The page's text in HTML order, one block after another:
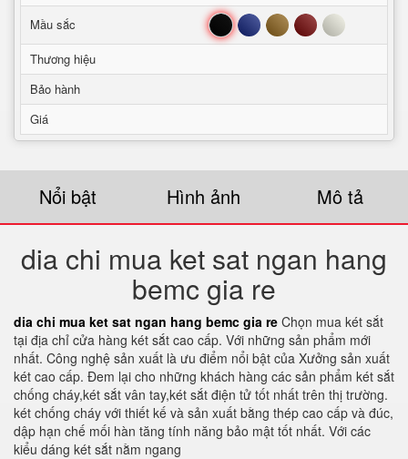
Mầu sắc
Đen Xanh Nâu Đỏ Trắng
Thương hiệu
Bảo hành
Giá
Nổi bật Hình ảnh Mô tả
dia chi mua ket sat ngan hang
bemc gia re
dia chi mua ket sat ngan hang bemc gia re Chọn mua két sắt
tại địa chỉ cửa hàng két sắt cao cấp. Với những sản phẩm mới
nhất. Công nghệ sản xuất là ưu điểm nổi bật của Xưởng sản xuất
két cao cấp. Đem lại cho những khách hàng các sản phẩm két sắt
chống cháy,két sắt vân tay,két sắt điện tử tốt nhất trên thị trường.
két chống cháy với thiết kế và sản xuất bằng thép cao cấp và đúc,
dập hạn chế mối hàn tăng tính năng bảo mật tốt nhất. Với các
kiểu dáng két sắt nằm ngang